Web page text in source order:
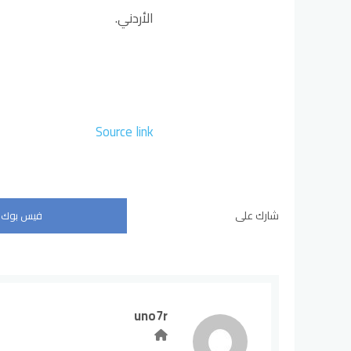
الأردني.
Source link
شارك على فيس بوك
uno7r